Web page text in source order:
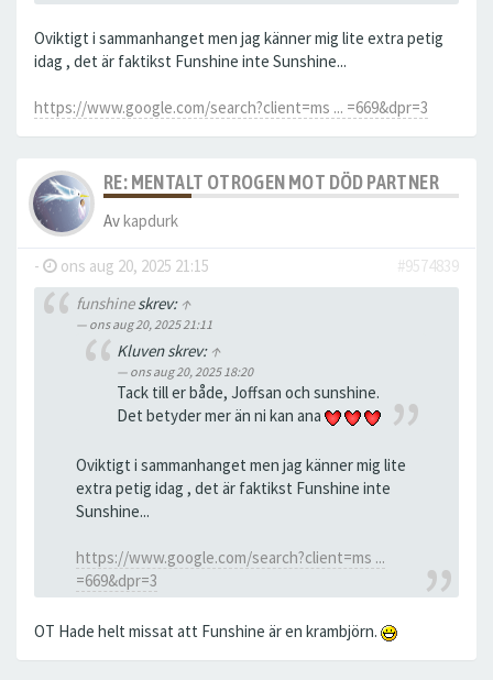
Oviktigt i sammanhanget men jag känner mig lite extra petig
idag , det är faktikst Funshine inte Sunshine...
https://www.google.com/search?client=ms ... =669&dpr=3
RE: MENTALT OTROGEN MOT DÖD PARTNER
Avkapdurk
- ons aug 20, 2025 21:15
#9574839
funshineskrev: ↑
ons aug 20, 2025 21:11
Kluven skrev: ↑
ons aug 20, 2025 18:20
Tack till er både, Joffsan och sunshine.
Det betyder mer än ni kan ana
Oviktigt i sammanhanget men jag känner mig lite
extra petig idag , det är faktikst Funshine inte
Sunshine...
https://www.google.com/search?client=ms ...
=669&dpr=3
OT Hade helt missat att Funshine är en krambjörn.